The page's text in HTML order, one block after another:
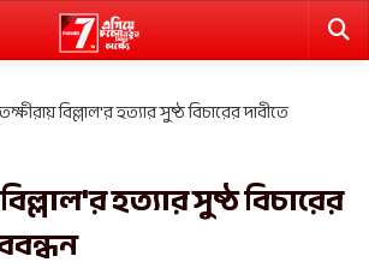
বিল্লাল'র হত্যার সুষ্ঠ বিচারের দাবীতে
হত্যার সুষ্ঠ বিচারের